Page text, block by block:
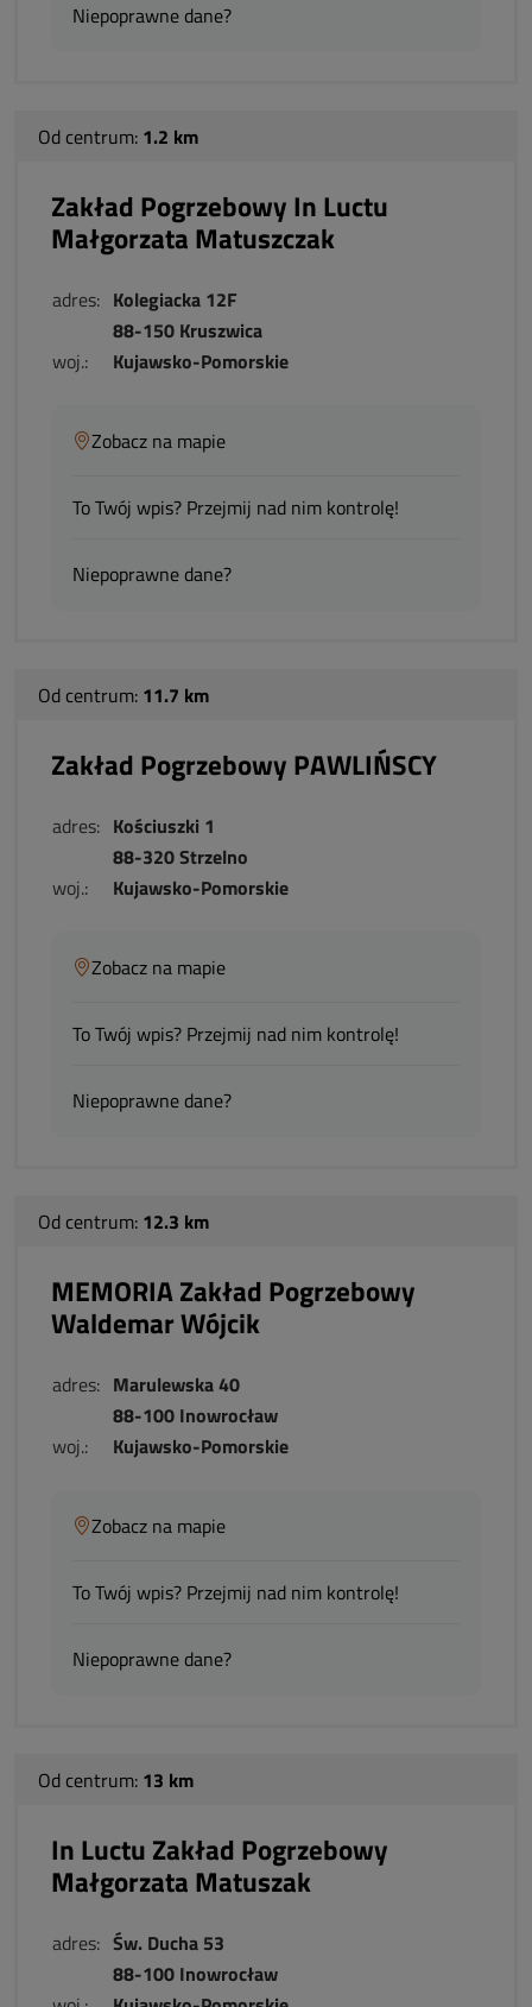
Niepoprawne dane?
Od centrum: 1.2 km
Zakład Pogrzebowy In Luctu
Małgorzata Matuszczak
adres: Kolegiacka 12F
88-150 Kruszwica
woj.:
Kujawsko-Pomorskie
Zobacz na mapie
To Twój wpis? Przejmij nad nim kontrolę!
Niepoprawne dane?
Od centrum: 11.7 km
Zakład Pogrzebowy PAWLIŃSCY
adres: Kościuszki 1
88-320 Strzelno
woj.:
Kujawsko-Pomorskie
Zobacz na mapie
To Twój wpis? Przejmij nad nim kontrolę!
Niepoprawne dane?
Od centrum: 12.3 km
MEMORIA Zakład Pogrzebowy
Waldemar Wójcik
adres: Marulewska 40
88-100 Inowrocław
woj.:
Kujawsko-Pomorskie
Zobacz na mapie
To Twój wpis? Przejmij nad nim kontrolę!
Niepoprawne dane?
Od centrum: 13 km
In Luctu Zakład Pogrzebowy
Małgorzata Matuszak
adres: Św. Ducha 53
88-100 Inowrocław